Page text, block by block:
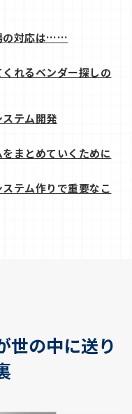
の対応は……
れるベンダー探しの
ステム開発
まとめていくために
テム作りで重要なこ
世の中に送り